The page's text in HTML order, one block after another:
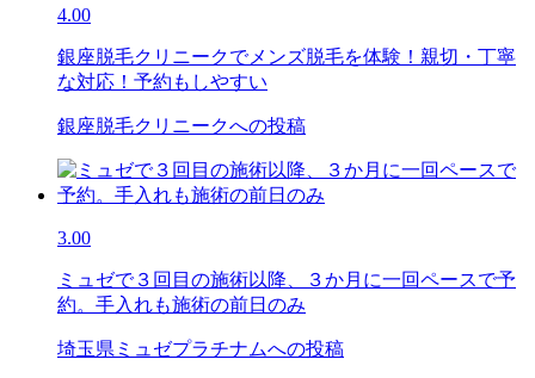
4.00
銀座脱毛クリニークでメンズ脱毛を体験！親切・丁寧
な対応！予約もしやすい
銀座脱毛クリニークへの投稿
3.00
ミュゼで３回目の施術以降、３か月に一回ペースで予
約。手入れも施術の前日のみ
埼玉県ミュゼプラチナムへの投稿